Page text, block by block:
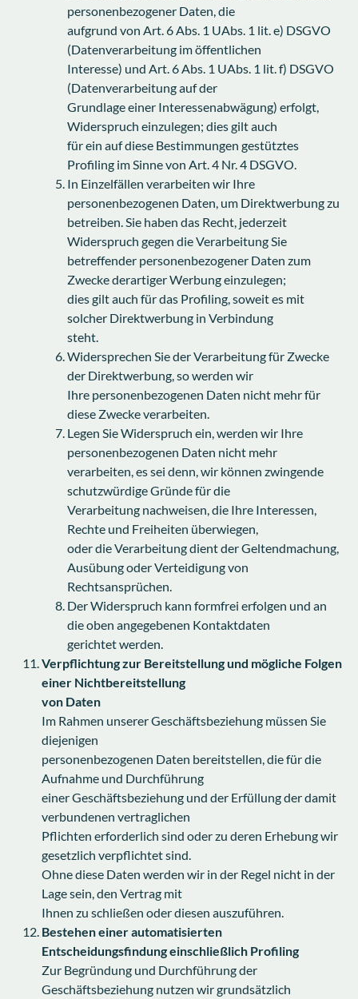
personenbezogener Daten, die
aufgrund von Art. 6 Abs. 1 UAbs. 1 lit. e) DSGVO
(Datenverarbeitung im öffentlichen
Interesse) und Art. 6 Abs. 1 UAbs. 1 lit. f) DSGVO
(Datenverarbeitung auf der
Grundlage einer Interessenabwägung) erfolgt,
Widerspruch einzulegen; dies gilt auch
für ein auf diese Bestimmungen gestütztes
Profiling im Sinne von Art. 4 Nr. 4 DSGVO.
In Einzelfällen verarbeiten wir Ihre
personenbezogenen Daten, um Direktwerbung zu
betreiben. Sie haben das Recht, jederzeit
Widerspruch gegen die Verarbeitung Sie
betreffender personenbezogener Daten zum
Zwecke derartiger Werbung einzulegen;
dies gilt auch für das Profiling, soweit es mit
solcher Direktwerbung in Verbindung
steht.
Widersprechen Sie der Verarbeitung für Zwecke
der Direktwerbung, so werden wir
Ihre personenbezogenen Daten nicht mehr für
diese Zwecke verarbeiten.
Legen Sie Widerspruch ein, werden wir Ihre
personenbezogenen Daten nicht mehr
verarbeiten, es sei denn, wir können zwingende
schutzwürdige Gründe für die
Verarbeitung nachweisen, die Ihre Interessen,
Rechte und Freiheiten überwiegen,
oder die Verarbeitung dient der Geltendmachung,
Ausübung oder Verteidigung von
Rechtsansprüchen.
Der Widerspruch kann formfrei erfolgen und an
die oben angegebenen Kontaktdaten
gerichtet werden.
Verpflichtung zur Bereitstellung und mögliche Folgen
einer Nichtbereitstellung
von Daten
Im Rahmen unserer Geschäftsbeziehung müssen Sie
diejenigen
personenbezogenen Daten bereitstellen, die für die
Aufnahme und Durchführung
einer Geschäftsbeziehung und der Erfüllung der damit
verbundenen vertraglichen
Pflichten erforderlich sind oder zu deren Erhebung wir
gesetzlich verpflichtet sind.
Ohne diese Daten werden wir in der Regel nicht in der
Lage sein, den Vertrag mit
Ihnen zu schließen oder diesen auszuführen.
Bestehen einer automatisierten
Entscheidungsfindung einschließlich Profiling
Zur Begründung und Durchführung der
Geschäftsbeziehung nutzen wir grundsätzlich